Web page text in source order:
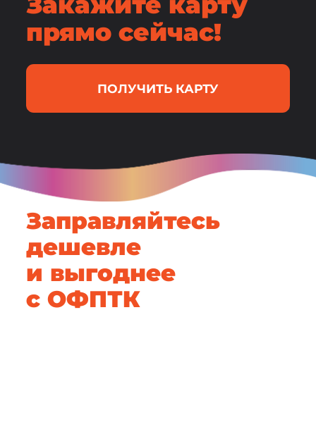
прямо сейчас!
ПОЛУЧИТЬ КАРТУ
Заправляйтесь
дешевле
и выгоднее
с ОФПТК